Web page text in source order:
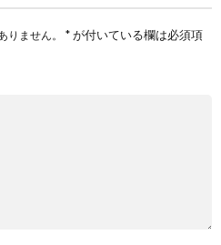
りません。 *が付いている欄は必須項